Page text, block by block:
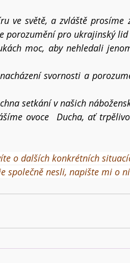
ve světě, a zvláště prosíme
porozumění pro ukrajinský
moc, aby nehledali
svornosti a
setkání v našich
ovoce  Ducha, ať
o dalších konkrétních
společně nesli, napište mi o